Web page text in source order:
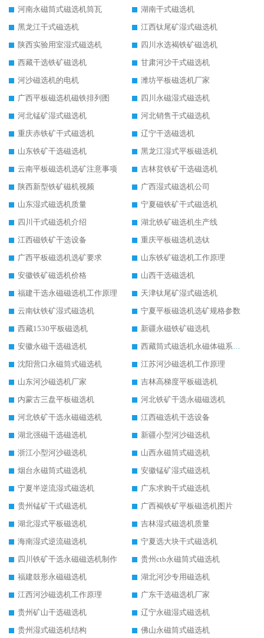
河南永磁筒式磁选机筒瓦
湖南干式磁选机
黑龙江干式磁选机
江西钛尾矿湿式磁选机
陕西实验用室湿式磁选机
四川水选褐铁矿磁选机
西藏干选铁矿磁选机
甘肃河沙干式磁选机
河沙磁选机的电机
潍坊平板磁选机厂家
广西平板磁选机磁铁排列图
四川永磁湿式磁选机
河北锰矿湿式磁选机
河北销售干式磁选机
重庆赤铁矿干式磁选机
辽宁干选磁选机
山东铁矿干选磁选机
黑龙江湿式平板磁选机
云南平板磁选机选矿注意事项
吉林贫铁矿干选磁选机
陕西新型铁矿磁机视频
广西湿式磁选机公司
山东湿式磁选机质量
宁夏磁铁矿干式磁选机
四川干式磁选机介绍
湖北铁矿磁选机生产线
江西磁铁矿干选设备
重庆平板磁选机选钛
广西平板磁选机选矿要求
山东铁矿磁选机工作原理
安徽铁矿磁选机价格
山西干选磁选机
福建干选永磁磁选机工作原理
天津钛尾矿湿式磁选机
云南钛铁矿湿式磁选机
宁夏平板磁选机选矿规格参数
西藏1530平板磁选机
新疆永磁铁矿磁选机
安徽永磁干选磁选机
西藏筒式磁选机永磁体磁系设计
沈阳营口永磁筒式磁选机
江苏河沙磁选机工作原理
山东河沙磁选机厂家
吉林高梯度平板磁选机
内蒙古三盘平板磁选机
河北铁矿干选永磁磁选机
河北铁矿干选永磁磁选机
江西磁选机干选设备
湖北强磁干选磁选机
新疆小型河沙磁选机
浙江小型河沙磁选机
山西永磁筒式磁选机
烟台永磁筒式磁选机
安徽锰矿湿式磁选机
宁夏半逆流湿式磁选机
广东求购干式磁选机
贵州锰矿干式磁选机
广西褐铁矿平板磁选机图片
湖北湿式平板磁选机
吉林湿式磁选机质量
海南湿式逆流磁选机
宁夏选大块干式磁选机
四川铁矿干选永磁磁选机制作
贵州ctb永磁筒式磁选机
福建鼓形永磁磁选机
湖北河沙专用磁选机
江西河沙磁选机工作原理
广东干选磁选机厂家
贵州矿山干选磁选机
辽宁永磁湿式磁选机
贵州湿式磁选机结构
佛山永磁筒式磁选机